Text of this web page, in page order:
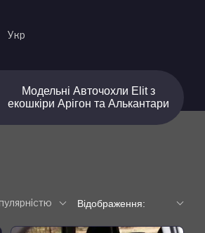
Укр
Модельні Авточохли Elit з
екошкіри Арігон та Алькантари
Відображення: